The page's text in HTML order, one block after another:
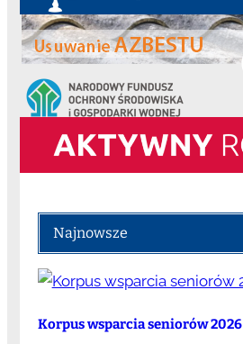
Najnowsze
Korpus wsparcia seniorów 2026